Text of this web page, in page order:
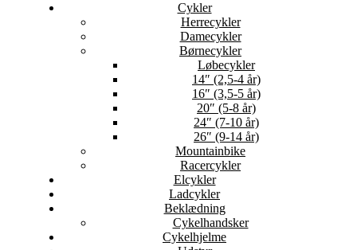
Cykler
Herrecykler
Damecykler
Børnecykler
Løbecykler
14″ (2,5-4 år)
16″ (3,5-5 år)
20″ (5-8 år)
24″ (7-10 år)
26″ (9-14 år)
Mountainbike
Racercykler
Elcykler
Ladcykler
Beklædning
Cykelhandsker
Cykelhjelme